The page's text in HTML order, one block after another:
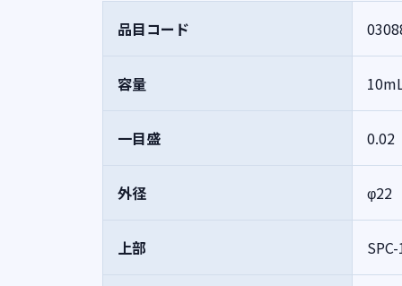
品目コード
容量
一目盛 0.02
外径 φ22
上部